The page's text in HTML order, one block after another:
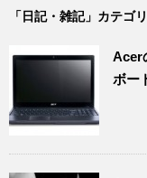
「日記・雑記」カテゴ
Acer
ボー